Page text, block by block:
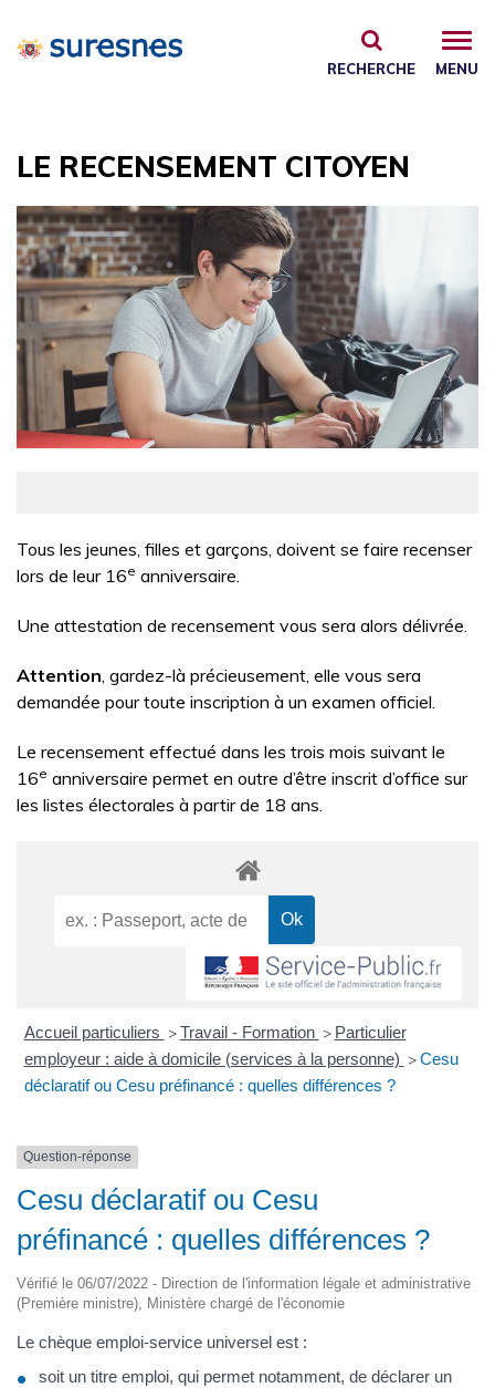
MENU
RECHERCHE
LE RECENSEMENT CITOYEN
Tous les jeunes, filles et garçons, doivent se faire recenser
lors de leur 16e anniversaire.
Une attestation de recensement vous sera alors délivrée.
Attention, gardez-là précieusement, elle vous sera
demandée pour toute inscription à un examen officiel.
Le recensement effectué dans les trois mois suivant le
16e anniversaire permet en outre d’être inscrit d’office sur
les listes électorales à partir de 18 ans.
Accueil particuliers > Travail - Formation > Particulier
employeur : aide à domicile (services à la personne) > Cesu
déclaratif ou Cesu préfinancé : quelles différences ?
Question-réponse
Cesu déclaratif ou Cesu
préfinancé : quelles différences ?
Vérifié le 06/07/2022 - Direction de l'information légale et administrative
(Première ministre), Ministère chargé de l'économie
Le chèque emploi-service universel est :
soit un titre emploi, qui permet notamment, de déclarer un